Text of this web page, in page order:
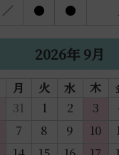
／ ● ●
2026年 9月
月 火 水 木
31 1 2 3
7 8 9 10